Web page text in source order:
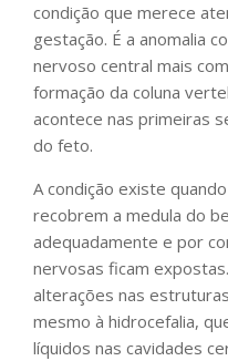
condição que merece
gestação. É a anomalia
nervoso central mais
formação da coluna
acontece nas primeiras
do feto.
A condição existe
recobrem a medula do
adequadamente e por
nervosas ficam
alterações nas
mesmo à hidrocefalia,
líquidos nas cavidades